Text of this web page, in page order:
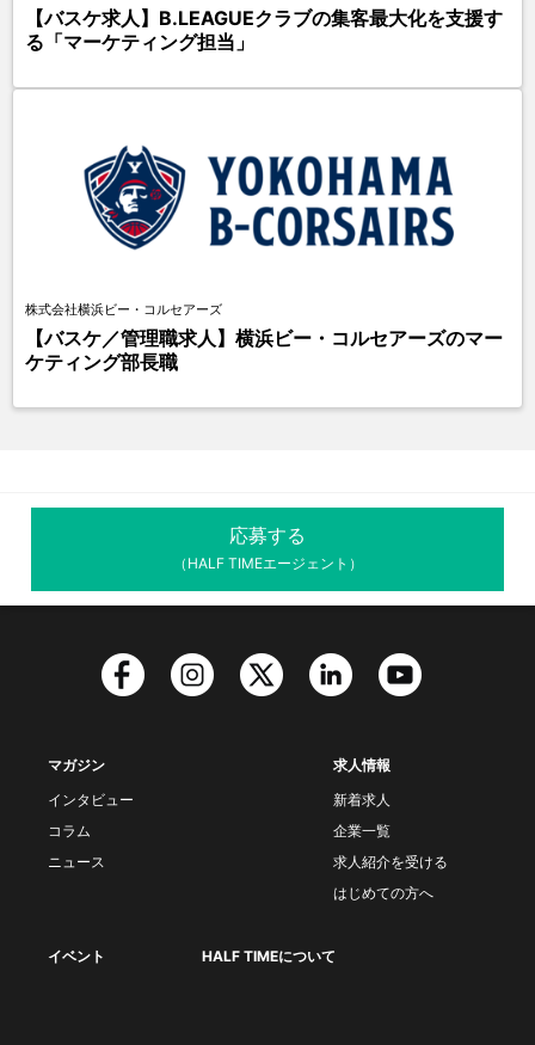
【バスケ求人】B.LEAGUEクラブの集客最大化を支援す
る「マーケティング担当」
株式会社横浜ビー・コルセアーズ
【バスケ／管理職求人】横浜ビー・コルセアーズのマー
ケティング部長職
応募する
（HALF TIMEエージェント）
マガジン
インタビュー
コラム
ニュース
求人情報
新着求人
企業一覧
求人紹介を受ける
はじめての方へ
イベント HALF TIMEについて